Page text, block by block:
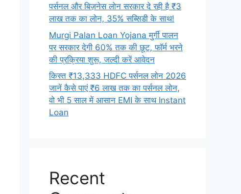
पर्सनल और बिज़नेस लोन सरकार दे रही है ₹3
लाख तक का लोन, 35% सब्सिडी के साथ!
Murgi Palan Loan Yojana मुर्गी पालन
पर सरकार देगी 60% तक की छूट, फॉर्म भरने
की प्रक्रिया शुरू, जल्दी करें आवेदन
किस्त ₹13,333 HDFC पर्सनल लोन 2026
जानें कैसे पाएं ₹6 लाख तक का पर्सनल लोन,
वो भी 5 साल में आसान EMI के साथ Instant
Loan
Recent